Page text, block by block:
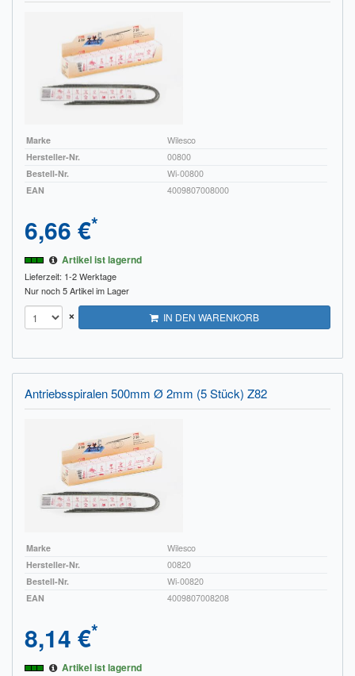
Geschäftszeiten
Impressum
FAQ
Was wir bieten
KONTAKT
MEIN KONTO
WARENKORB
Marke
Wilesco
Hersteller-Nr.
00800
Bestell-Nr.
Wi-00800
EAN
4009807008000
6,66 €*
Artikel ist lagernd
Lieferzeit: 1-2 Werktage
Nur noch 5 Artikel im Lager
× IN DEN WARENKORB
Antriebsspiralen 500mm Ø 2mm (5 Stück) Z82
Marke
Wilesco
Hersteller-Nr.
00820
Bestell-Nr.
Wi-00820
EAN
4009807008208
8,14 €*
Artikel ist lagernd